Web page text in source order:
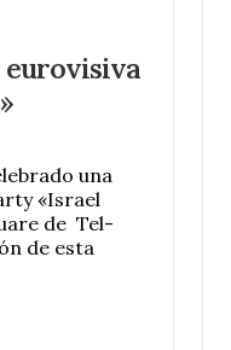
eurovisiva
una
«Israel
de Tel-
de esta